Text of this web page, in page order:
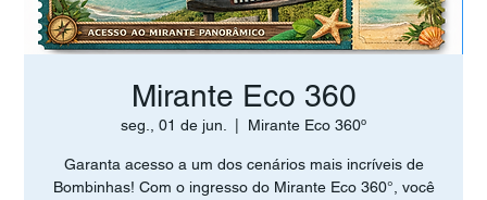
Mirante Eco 360
seg., 01 de jun. Mirante Eco 360º
Garanta acesso a um dos cenários mais incríveis de
Bombinhas! Com o ingresso do Mirante Eco 360°, você